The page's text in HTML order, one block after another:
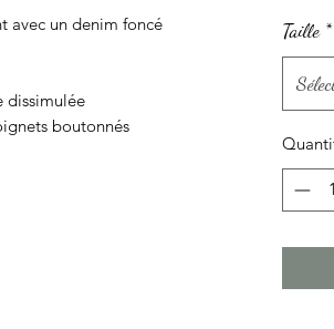
avec un denim foncé
dissimulée
boutonnés
Taille *